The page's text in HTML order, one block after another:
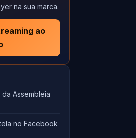
na sua marca.
ao
Assembleia
no Facebook